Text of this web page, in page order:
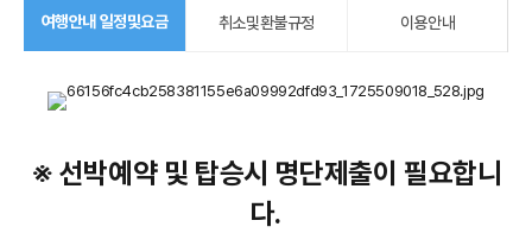
여행안내 일정및요금 취소및환불규정 이용안내
※ 선박예약 및 탑승시 명단제출이 필요합니
다.